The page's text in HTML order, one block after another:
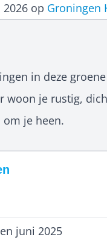
op Groningen
in deze
woon je rustig,
je heen.
juni 2025